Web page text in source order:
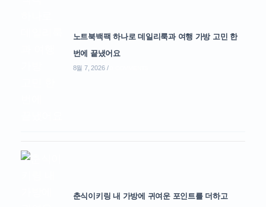
노트북백팩 하나로 데일리룩과 여행 가방 고민 한
번에 끝냈어요
8월 7, 2026 /
춘식이키링 내 가방에 귀여운 포인트를 더하고